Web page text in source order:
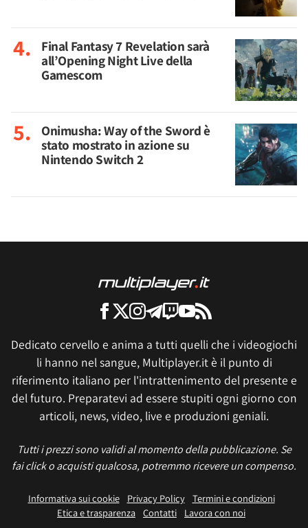
Final Fantasy 7 Revelation sarà
all’Opening Night Live della
Gamescom
Onimusha: Way of the Sword è
stato mostrato in azione su
Nintendo Switch 2
Dedicato cervello e anima a tutti quelli che i videogiochi
li hanno nel sangue, Multiplayer.it è il punto di
riferimento italiano per l'intrattenimento del presente e
del futuro. Preparatevi ad essere stupiti ogni giorno con
articoli, news, video, live e produzioni geniali.
Tutti i prezzi sono validi al momento della pubblicazione. Se
fai click o acquisti qualcosa, potremmo ricevere un compenso.
Informativa sui cookie Privacy Policy
Termini e condizioni
Etica e trasparenza Contatti
Lavora con noi